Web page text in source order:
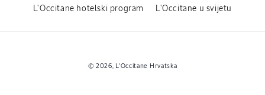
L'Occitane hotelski program L'Occitane u svijetu
© 2026, L'Occitane Hrvatska